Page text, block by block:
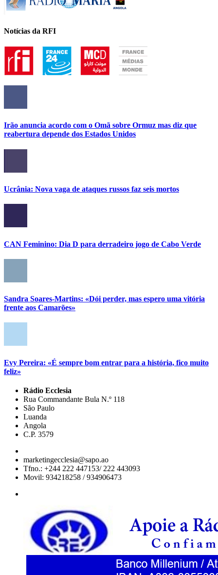
Notícias da RFI
Irão anuncia acordo com o Omã sobre Ormuz mas diz que
reabertura depende dos Estados Unidos
Ucrânia: Nova vaga de ataques russos faz seis mortos
CAN Feminino: Dia D para derradeiro jogo de Cabo Verde
Sandra Soares-Martins: «Dói perder, mas espero uma vitória
frente aos Camarões»
Evy Pereira: «É sempre bom entrar para a história, fico muito
feliz»
Rádio Ecclesia
Rua Commandante Bula N.º 118
São Paulo
Luanda
Angola
C.P. 3579
marketingecclesia@sapo.ao
Tfno.: +244 222 447153/ 222 443093
Movil: 934218258 / 934906473